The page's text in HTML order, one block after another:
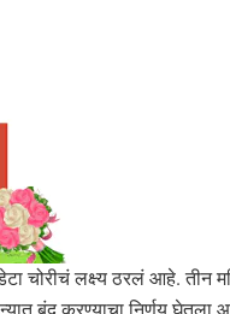
चोरीचं लक्ष्य ठरलं आहे. तीन